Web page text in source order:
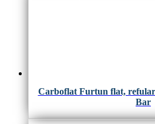
Carboflat Furtun flat,
Bar